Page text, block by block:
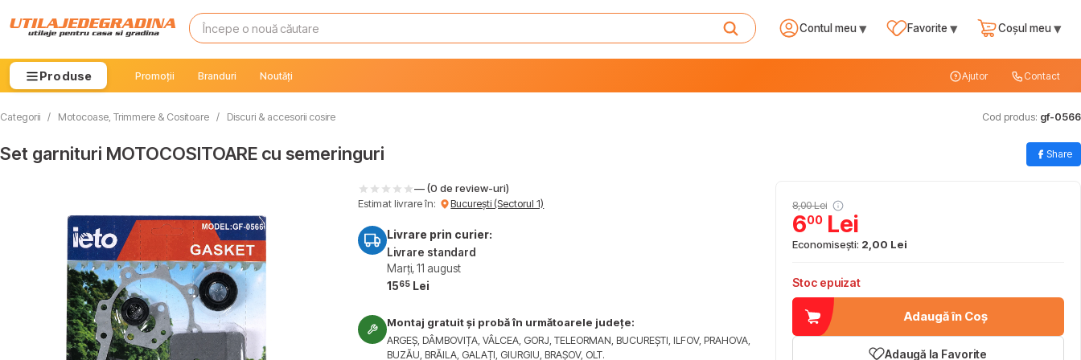
Contul meu▾ Favorite ▾ Coșul meu▾
Produse Promoții Branduri Noutăți Ajutor Contact
Categorii / Motocoase, Trimmere & Cositoare / Discuri & accesorii cosire Cod produs: gf-0566
Set garnituri MOTOCOSITOARE cu semeringuri Share
— (0 de review-uri)
Estimat livrare în:
București (Sectorul 1)
Livrare prin curier:
Livrare standard
Marți, 11 august
1565 Lei
Montaj gratuit și probă în următoarele județe:
ARGEȘ, DÂMBOVIȚA, VÂLCEA, GORJ, TELEORMAN, BUCUREȘTI, ILFOV, PRAHOVA,
BUZĂU, BRĂILA, GALAȚI, GIURGIU, BRAȘOV, OLT.
8,00 Lei
600Lei
Economisești: 2,00 Lei
Stoc epuizat
Adaugă în Coș
Adaugă la Favorite